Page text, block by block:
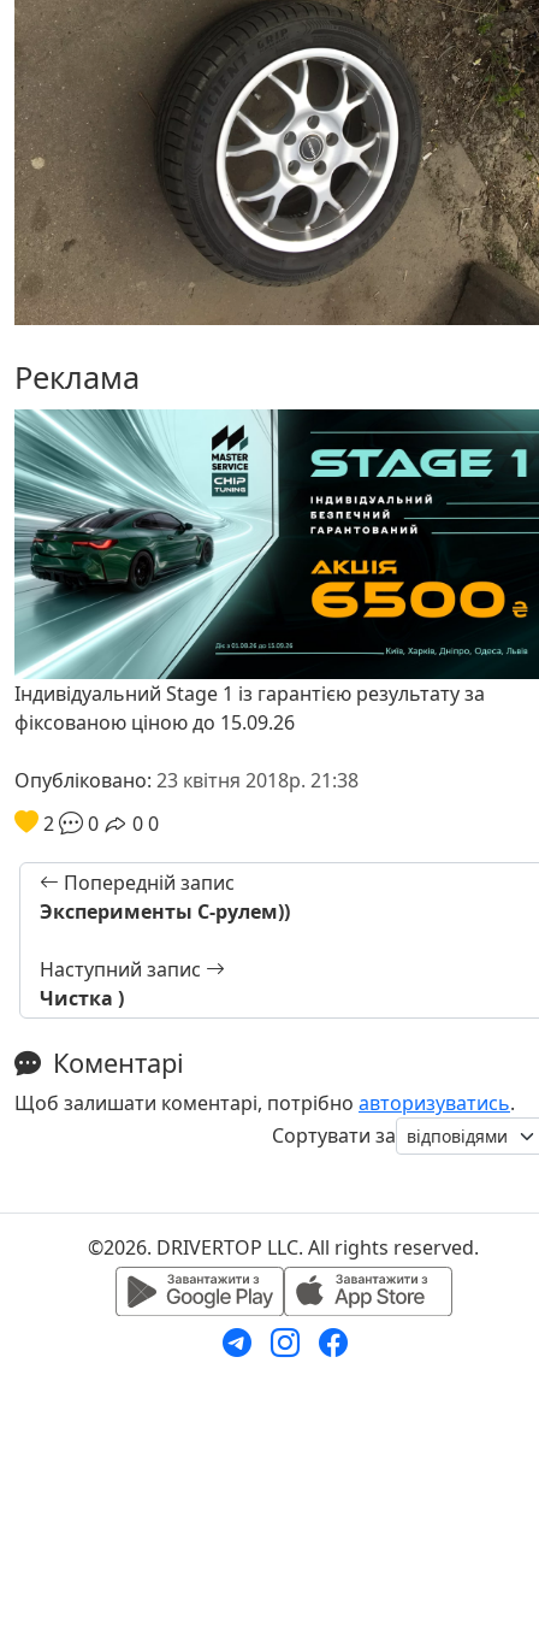
Реклама
Індивідуальний Stage 1 із гарантією результату за
фіксованою ціною до 15.09.26
Опубліковано: 23 квітня 2018р. 21:38
2
0 00
Попередній запис
Эксперименты С-рулем))
Наступний запис
Чистка )
Коментарі
Щоб залишати коментарі, потрібно авторизуватись.
Сортувати за
©2026. DRIVERTOP LLC. All rights reserved.